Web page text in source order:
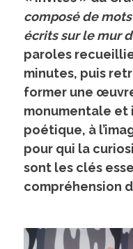
composé de
écrits sur le mur
paroles
minutes, puis
former une
monumentale et
poétique, à
pour qui la
sont les clés
compréhension